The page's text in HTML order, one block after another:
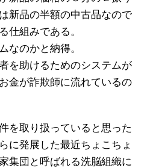
新品の半額の中古品なので
仕組みである。
なのかと納得。
を助けるためのシステムが
金が詐欺師に流れているの
を取り扱っていると思った
に発展した最近ちょこちょ
集団と呼ばれる洗脳組織に